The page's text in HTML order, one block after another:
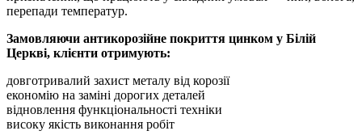
перепади температур.
Замовляючи антикорозійне покриття цинком у Білій
Церкві, клієнти отримують:
довготривалий захист металу від корозії
економію на заміні дорогих деталей
відновлення функціональності техніки
високу якість виконання робіт